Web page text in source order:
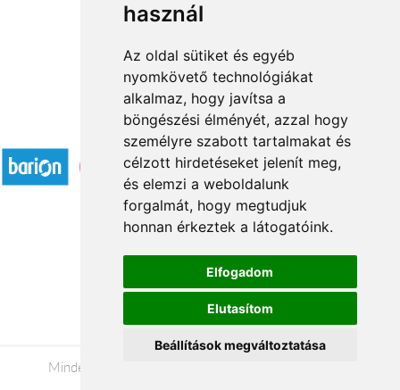
használ
Az oldal sütiket és egyéb
nyomkövető technológiákat
alkalmaz, hogy javítsa a
böngészési élményét, azzal hogy
személyre szabott tartalmakat és
célzott hirdetéseket jelenít meg,
és elemzi a weboldalunk
forgalmát, hogy megtudjuk
honnan érkeztek a látogatóink.
Elfogadom
Elutasítom
Beállítások megváltoztatása
2 3 ...
Elfogadott fizetési módok
Á.SZ.F.
Impresszum
Adatkezelési tájékoztató
Minden jog fenntartva © 2026 |